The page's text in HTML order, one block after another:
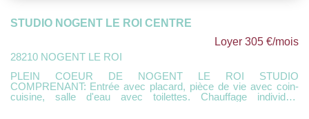
STUDIO NOGENT LE ROI CENTRE
Loyer 305 €/mois
28210 NOGENT LE ROI
PLEIN COEUR DE NOGENT LE ROI STUDIO
COMPRENANT: Entrée avec placard, pièce de vie avec coin-
cuisine, salle d'eau avec toilettes. Chauffage individuel